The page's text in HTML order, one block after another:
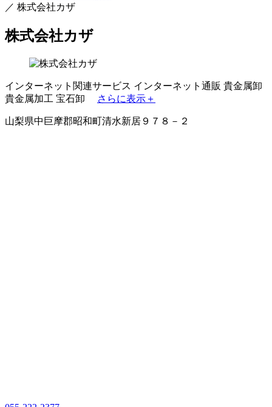
／ 株式会社カザ
株式会社カザ
インターネット関連サービス インターネット通販 貴金属卸
貴金属加工 宝石卸 さらに表示＋
山梨県中巨摩郡昭和町清水新居９７８－２